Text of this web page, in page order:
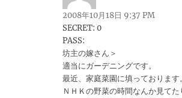
2008年10月18日 9:37 PM
SECRET: 0
PASS:
坊主の嫁さん＞
適当にガーデニングです。
最近、家庭菜園に填っております。
ＮＨＫの野菜の時間なんか見てた